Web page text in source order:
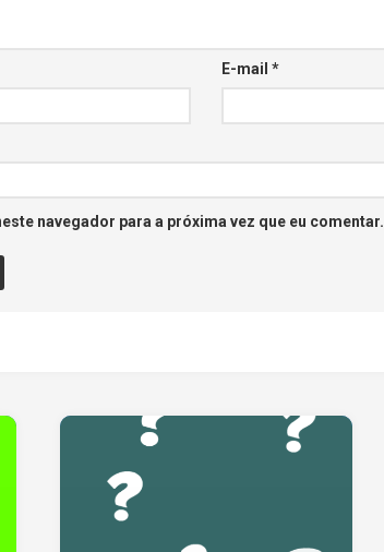
E-mail *
navegador para a próxima vez que eu comentar.